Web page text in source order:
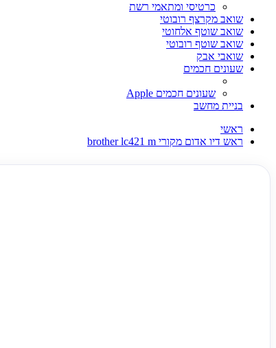
כרטיסי ומתאמי רשת
שואב מקרצף רובוטי
שואב שוטף אלחוטי
שואב שוטף רובוטי
שואבי אבק
שעונים חכמים
שעונים חכמים Apple
בניית מחשב
ראשי
ראש דיו אדום מקורי brother lc421 m